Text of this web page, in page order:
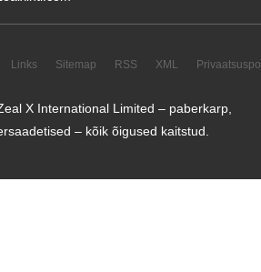
Links Sitemap RSS XML
X International Limited – paberkarp,
– kõik õigused kaitstud.